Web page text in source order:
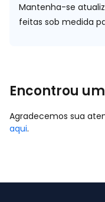
Mantenha-se
feitas sob medida
Encontrou
Agradecemos sua
aqui.